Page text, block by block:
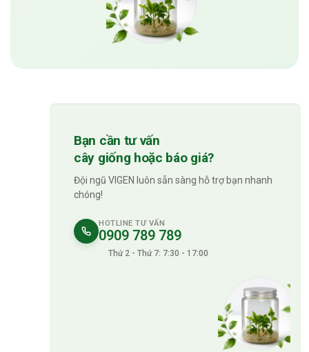
Bạn cần tư vấn
cây giống hoặc báo giá?
Đội ngũ VIGEN luôn sẵn sàng hỗ trợ bạn nhanh
chóng!
HOTLINE TƯ VẤN
0909 789 789
Thứ 2 - Thứ 7: 7:30 - 17:00